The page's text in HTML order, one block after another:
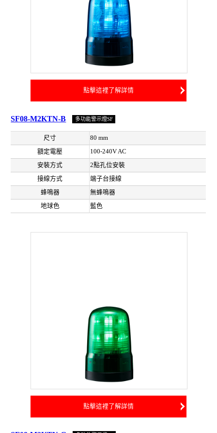
點擊這裡了解詳情
SF08-M2KTN-B 多功能警示燈SF
尺寸
80 mm
額定電壓
100-240V AC
安裝方式
2點孔位安裝
接線方式
端子台接線
蜂鳴器
無蜂鳴器
地球色
藍色
點擊這裡了解詳情